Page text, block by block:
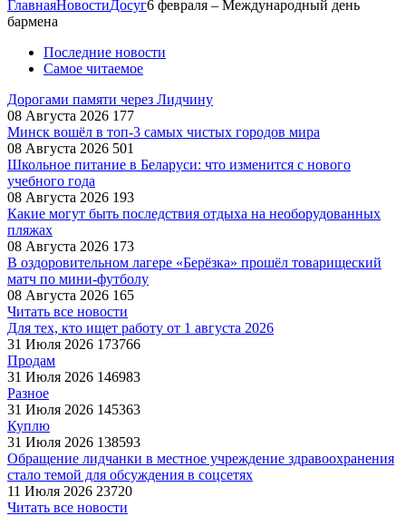
ГлавнаяНовостиДосуг6 февраля – Международный день
бармена
Последние новости
Самое читаемое
Дорогами памяти через Лидчину
08 Августа 2026 177
Минск вошёл в топ-3 самых чистых городов мира
08 Августа 2026 501
Школьное питание в Беларуси: что изменится с нового
учебного года
08 Августа 2026 193
Какие могут быть последствия отдыха на необорудованных
пляжах
08 Августа 2026 173
В оздоровительном лагере «Берёзка» прошёл товарищеский
матч по мини-футболу
08 Августа 2026 165
Читать все новости
Для тех, кто ищет работу от 1 августа 2026
31 Июля 2026 173766
Продам
31 Июля 2026 146983
Разное
31 Июля 2026 145363
Куплю
31 Июля 2026 138593
Обращение лидчанки в местное учреждение здравоохранения
стало темой для обсуждения в соцсетях
11 Июля 2026 23720
Читать все новости